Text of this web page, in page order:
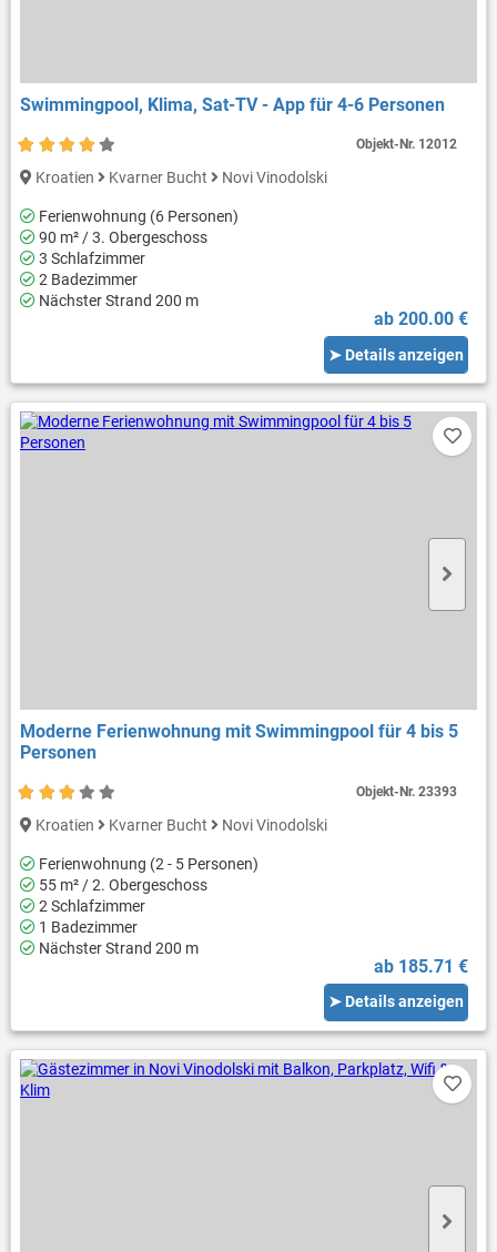
Swimmingpool, Klima, Sat-TV - App für 4-6 Personen
Kroatien Kvarner Bucht Novi Vinodolski
Ferienwohnung (6 Personen)
90 m² / 3. Obergeschoss
3 Schlafzimmer
2 Badezimmer
Nächster Strand 200 m
ab 200.00 €
➤ Details anzeigen
Objekt-Nr. 12012
Moderne Ferienwohnung mit Swimmingpool für 4 bis 5
Personen
Kroatien Kvarner Bucht Novi Vinodolski
Ferienwohnung (2 - 5 Personen)
55 m² / 2. Obergeschoss
2 Schlafzimmer
1 Badezimmer
Nächster Strand 200 m
ab 185.71 €
➤ Details anzeigen
Objekt-Nr.23393